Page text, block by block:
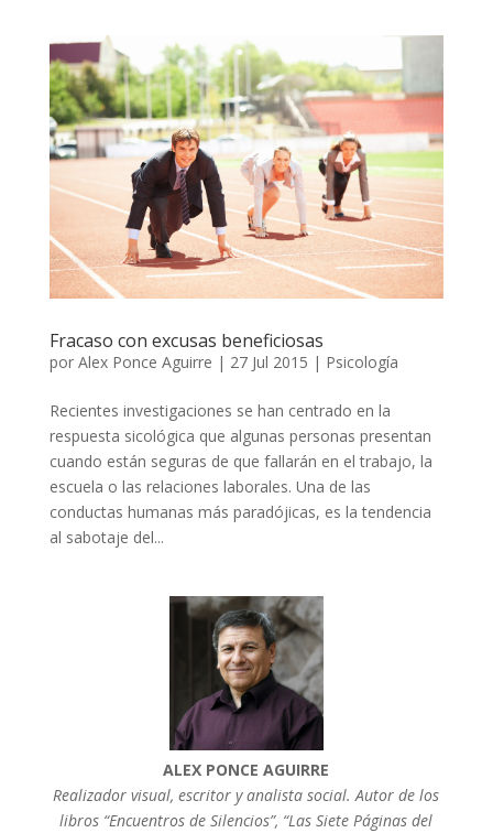
Fracaso con excusas beneficiosas
por Alex Ponce Aguirre | 27 Jul 2015 | Psicología
Recientes investigaciones se han centrado en la
respuesta sicológica que algunas personas presentan
cuando están seguras de que fallarán en el trabajo, la
escuela o las relaciones laborales. Una de las
conductas humanas más paradójicas, es la tendencia
al sabotaje del...
ALEX PONCE AGUIRRE
Realizador visual, escritor y analista social. Autor de los
libros “Encuentros de Silencios”, “Las Siete Páginas del